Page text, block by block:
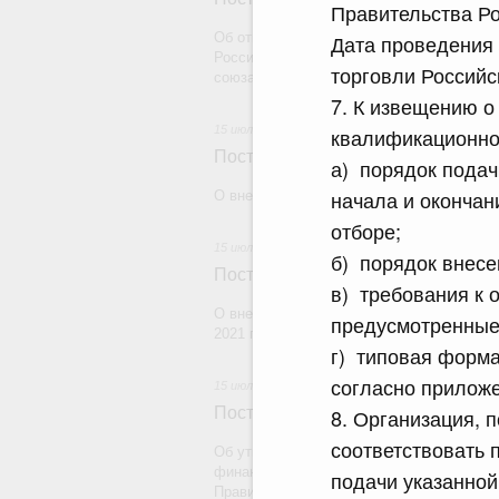
Правительства
Дата
торговли
7. К извещению о
а) порядок
начала и
отборе;
б) порядок
в) требования к
г) типовая
согласно
8. Организация,
подачи
Об отмене тарифной квоты на вывоз
Российской Федерации в государства,
Постановление Правительства
О внесении изменений в некоторые
Постановление Правительства
Постановление Правительства
Об утверждении Правил
финансового обеспечения которых
Правительства Российской Федерации,